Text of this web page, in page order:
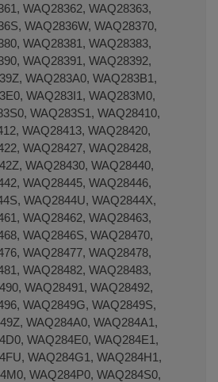
WAQ28362, WAQ28363,
WAQ2836W, WAQ28370,
WAQ28381, WAQ28383,
WAQ28391, WAQ28392,
WAQ283A0, WAQ283B1,
WAQ283I1, WAQ283M0,
WAQ283S1, WAQ28410,
WAQ28413, WAQ28420,
WAQ28427, WAQ28428,
WAQ28430, WAQ28440,
WAQ28445, WAQ28446,
WAQ2844U, WAQ2844X,
WAQ28462, WAQ28463,
WAQ2846S, WAQ28470,
WAQ28477, WAQ28478,
WAQ28482, WAQ28483,
WAQ28491, WAQ28492,
WAQ2849G, WAQ2849S,
WAQ284A0, WAQ284A1,
WAQ284E0, WAQ284E1,
WAQ284G1, WAQ284H1,
WAQ284P0, WAQ284S0,